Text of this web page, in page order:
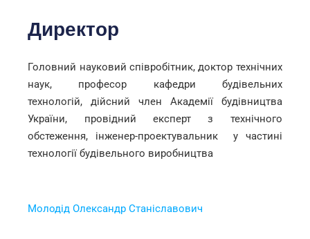
Директор
Головний науковий співробітник, доктор технічних
наук, професор кафедри будівельних
технологій, дійсний член Академії будівництва
України, провідний експерт з технічного
обстеження, інженер-проектувальник у частині
технології будівельного виробництва
Молодід Олександр Станіславович